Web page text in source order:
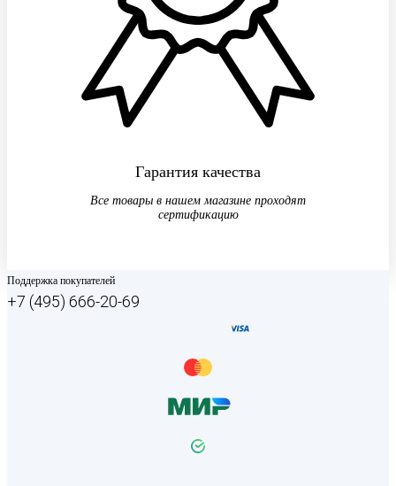
Гарантия качества
Все товары в нашем магазине проходят
сертификацию
Поддержка покупателей
+7 (495) 666-20-69